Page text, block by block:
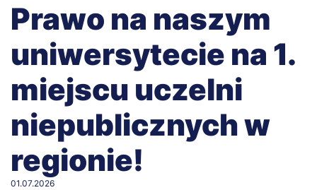
Prawo na naszym
uniwersytecie na 1.
miejscu uczelni
niepublicznych w
regionie!
01.07.2026